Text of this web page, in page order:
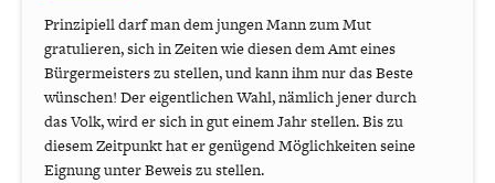
Prinzipiell darf man dem jungen Mann zum Mut
gratulieren, sich in Zeiten wie diesen dem Amt eines
Bürgermeisters zu stellen, und kann ihm nur das Beste
wünschen! Der eigentlichen Wahl, nämlich jener durch
das Volk, wird er sich in gut einem Jahr stellen. Bis zu
diesem Zeitpunkt hat er genügend Möglichkeiten seine
Eignung unter Beweis zu stellen.